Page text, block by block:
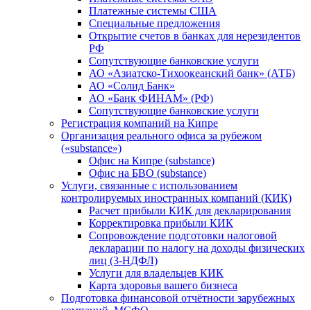
Платежные системы США
Специальные предложения
Открытие счетов в банках для нерезидентов
РФ
Сопутствующие банковские услуги
АО «Азиатско-Тихоокеанский банк» (АТБ)
АО «Солид Банк»
АО «Банк ФИНАМ» (РФ)
Сопутствующие банковские услуги
Регистрация компаний на Кипре
Организация реального офиса за рубежом
(«substance»)
Офис на Кипре (substance)
Офис на БВО (substance)
Услуги, связанные с использованием
контролируемых иностранных компаний (КИК)
Расчет прибыли КИК для декларирования
Корректировка прибыли КИК
Сопровождение подготовки налоговой
декларации по налогу на доходы физических
лиц (3-НДФЛ)
Услуги для владельцев КИК
Карта здоровья вашего бизнеса
Подготовка финансовой отчётности зарубежных